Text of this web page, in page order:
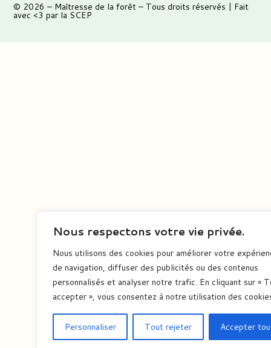
Nous respectons votre vie privée.
Nous utilisons des cookies pour améliorer votre
de navigation, diffuser des publicités ou des contenus
personnalisés et analyser notre trafic. En cliquant sur «
accepter », vous consentez à notre utilisation des
Personnaliser Tout rejeter Accepter
© 2026 – Maîtresse de la forêt – Tous droits réservés | Fait
avec <3 par la SCEP